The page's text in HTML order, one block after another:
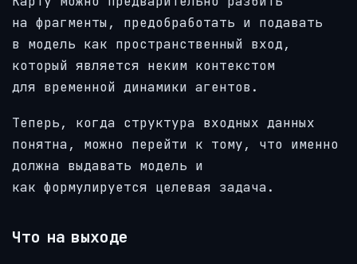
на фрагменты, предобработать и подавать
в модель как пространственный вход,
который является неким контекстом
для временной динамики агентов.
Теперь, когда структура входных данных
понятна, можно перейти к тому, что именно
должна выдавать модель и
как формулируется целевая задача.
Что на выходе